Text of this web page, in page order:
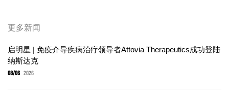
更多新闻
启明星 | 免疫介导疾病治疗领导者Attovia Therapeutics成功登陆
纳斯达克
08/06 2026